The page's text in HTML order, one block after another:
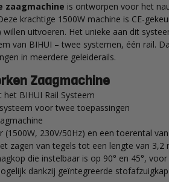
zaagmachine is ontworpen voor het
krachtige 1500W machine is CE-
willen uitvoeren. Het unieke aan dit
van BIHUI – twee systemen, één rail.
in meerdere geleiderails.
Zaagmachine
BIHUI Rail Systeem
voor twee toepassingen
(1500W, 230V/50Hz) en een toerental
zagen van tegels tot een lengte van 3,2
die instelbaar is op 90° en 45°,
dankzij geïntegreerde